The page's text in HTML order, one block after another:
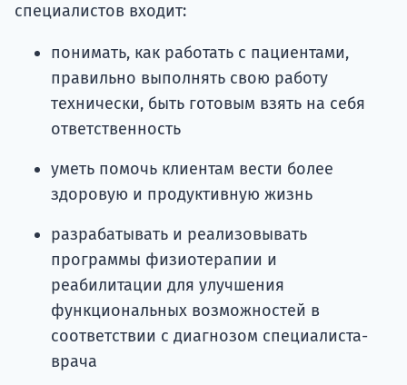
специалистов входит:
понимать, как работать с пациентами,
правильно выполнять свою работу
технически, быть готовым взять на себя
ответственность
уметь помочь клиентам вести более
здоровую и продуктивную жизнь
разрабатывать и реализовывать
программы физиотерапии и
реабилитации для улучшения
функциональных возможностей в
соответствии с диагнозом специалиста-
врача